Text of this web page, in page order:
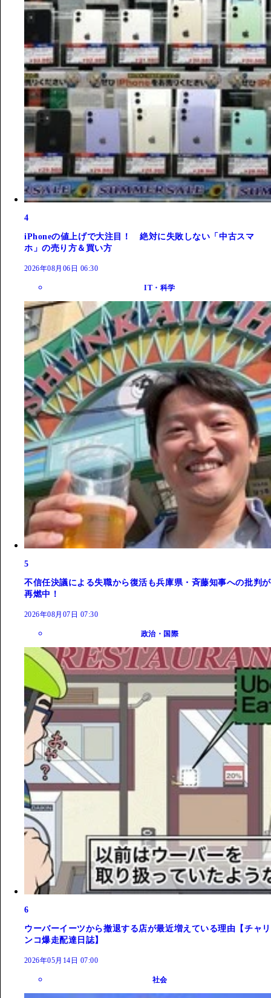
4
iPhoneの値上げで大注目！ 絶対に失敗しない「中古スマ
ホ」の売り方＆買い方
2026年08月06日 06:30
IT・科学
5
不信任決議による失職から復活も兵庫県・斉藤知事への批判が
再燃中！
2026年08月07日 07:30
政治・国際
6
ウーバーイーツから撤退する店が最近増えている理由【チャリ
ンコ爆走配達日誌】
2026年05月14日 07:00
社会